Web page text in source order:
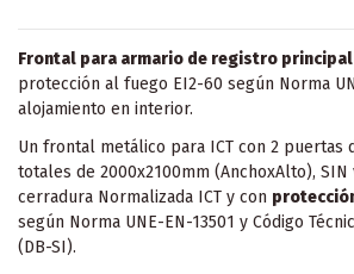
Frontal para armario de registro principal
protección al fuego EI2-60 según Norma
alojamiento en interior.
Un frontal metálico para ICT con 2 puertas
totales de 2000x2100mm (AnchoxAlto), SIN
cerradura Normalizada ICT y con
según Norma UNE-EN-13501 y Código
(DB-SI).